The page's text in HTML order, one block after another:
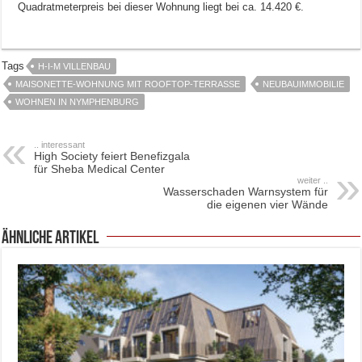
Quadratmeterpreis bei dieser Wohnung liegt bei ca. 14.420 €.
Tags
H-I-M VILLENBAU
MAISONETTE-WOHNUNG MIT ROOFTOP-TERRASSE
NEUBAUIMMOBILIE
WOHNEN IN NYMPHENBURG
.. interessant
High Society feiert Benefizgala
für Sheba Medical Center
weiter ..
Wasserschaden Warnsystem für
die eigenen vier Wände
ähnliche Artikel